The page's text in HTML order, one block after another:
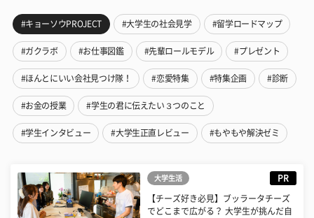
#キョーソウPROJECT #大学生の社会見学 #留学ロードマップ
#ガクラボ #お仕事図鑑 #先輩ロールモデル #プレゼント
#ほんとにいい会社見つけ隊！ #恋愛特集 #特集企画 #診断
#お金の授業 #学生の君に伝えたい３つのこと
#学生インタビュー #大学生正直レビュー #もやもや解決ゼミ
大学生活 PR
【チーズ好き必見】ブッラータチーズ
でどこまで広がる？ 大学生が挑んだ自